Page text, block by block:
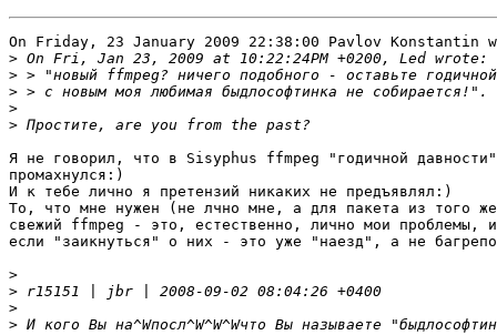
On Friday, 23 January 2009 22:38:00 Pavlov Konstantin
>
>
>
>
>
Я не говорил, что в Sisyphus ffmpeg "годичной
промахнулся:)
И к тебе лично я претензий никаких не предъявлял:)
То, что мне нужен (не лчно мне, а для пакета из того
свежий ffmpeg - это, естественно, лично мои проблемы,
если "заикнуться" о них - это уже "наезд", а не
>
>
>
>